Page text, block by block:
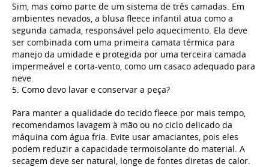
Sim, mas como parte de um sistema de três camadas. Em
ambientes nevados, a blusa fleece infantil atua como a
segunda camada, responsável pelo aquecimento. Ela deve
ser combinada com uma primeira camata térmica para
manejo da umidade e protegida por uma terceira camada
impermeável e corta-vento, como um casaco adequado para
neve.
5. Como devo lavar e conservar a peça?
Para manter a qualidade do tecido fleece por mais tempo,
recomendamos lavagem à mão ou no ciclo delicado da
máquina com água fria. Evite usar amaciantes, pois eles
podem reduzir a capacidade termoisolante do material. A
secagem deve ser natural, longe de fontes diretas de calor.